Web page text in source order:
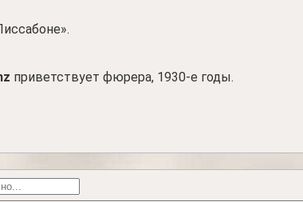
приветствует фюрера, 1930-е годы.